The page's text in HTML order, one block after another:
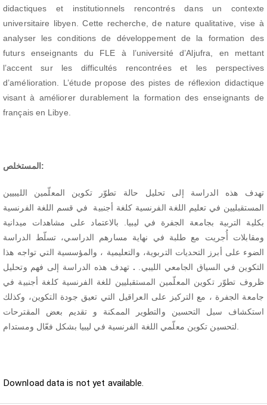
didactiques et institutionnels rencontrés dans un contexte
universitaire libyen. Cette recherche, de nature qualitative, vise à
analyser les conditions de développement de la formation des
futurs enseignants du FLE à l’université d’Aljufra, en mettant
l’accent sur les difficultés rencontrées et les perspectives
d’amélioration. L’étude propose des pistes de réflexion didactique
visant à améliorer durablement la formation des enseignants de
français en Libye.
المستخلص:
تهدف هذه الدراسة إلى تحليل حالة تطوّر تكوين المعلّمين الليبيين
المستقبليين في تعليم اللغة الفرنسية كلغة أجنبية في قسم اللغة الفرنسية
بكلية التربية بجامعة الجفرة في ليبيا. بالاعتماد على مشاهدات ميدانية
ومقابلات أُجريت مع طلبة في نهاية مسارهم الدراسي، تسلّط الدراسة
الضوء على أبرز التحديات التربوية، والتعليمية ، والمؤسسية التي تواجه هذا
التكوين في السياق الجامعي الليبي. .تهدف هذه الدراسة إلى فهم وتحليل
ظروف تطوّر تكوين المعلّمين المستقبليين للغة الفرنسية كلغة أجنبية في
جامعة الجفرة ، مع التركيز على العراقيل التي تعيق جودة التكوين، وكذلك
استكشاف سبل التحسين والتطوير الممكنة و تقديم بعض المقترحات
Download data is not yet available.